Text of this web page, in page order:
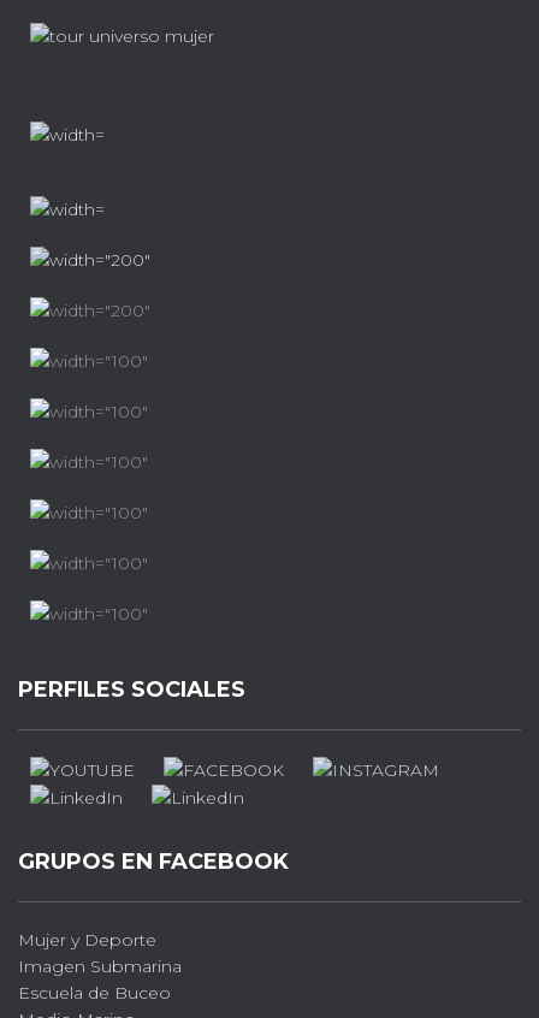
PERFILES SOCIALES
GRUPOS EN FACEBOOK
Mujer y Deporte
Imagen Submarina
Escuela de Buceo